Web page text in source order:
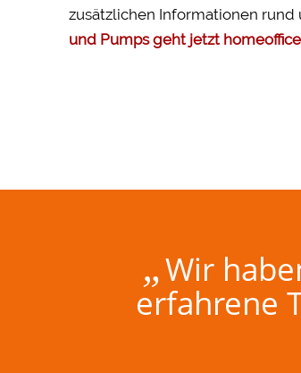
zusätzlichen Informationen rund
und Pumps geht jetzt
„Wir
erfahrene